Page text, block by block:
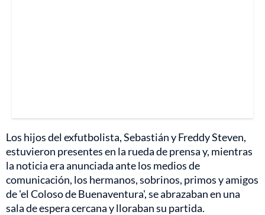
Los hijos del exfutbolista, Sebastián y Freddy Steven,
estuvieron presentes en la rueda de prensa y, mientras
la noticia era anunciada ante los medios de
comunicación, los hermanos, sobrinos, primos y amigos
de 'el Coloso de Buenaventura', se abrazaban en una
sala de espera cercana y lloraban su partida.